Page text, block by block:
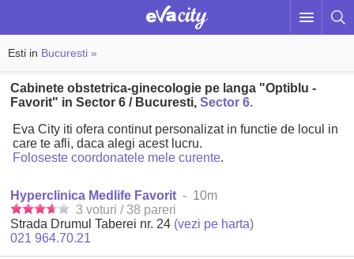
Esti in Bucuresti »
Cabinete obstetrica-ginecologie pe langa "Optiblu -
Favorit" in Sector 6 / Bucuresti,Sector 6.
Eva City iti ofera continut personalizat in functie de locul in
care te afli, daca alegi acest lucru.
Foloseste coordonatele mele curente.
Hyperclinica Medlife Favorit - 10m
3 voturi / 38 pareri
Strada Drumul Taberei nr. 24 (vezi pe harta)
021 964.70.21